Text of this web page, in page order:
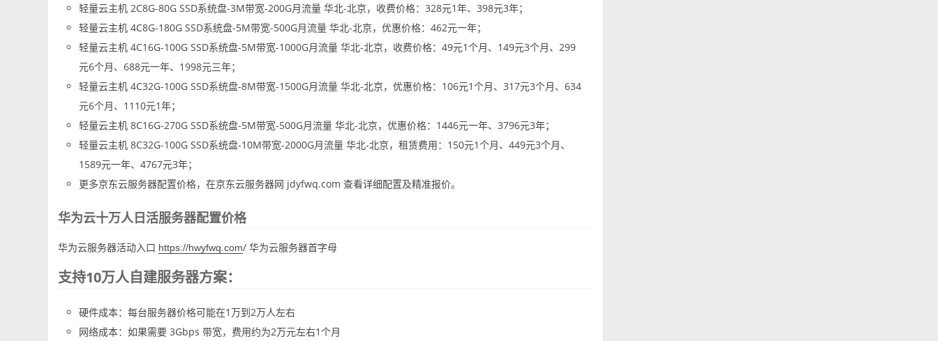
轻量云主机 2C8G-80G SSD系统盘-3M带宽-200G月流量 华北-北京，收费价格：328元1年、398元3年；
轻量云主机 4C8G-180G SSD系统盘-5M带宽-500G月流量 华北-北京，优惠价格：462元一年；
轻量云主机 4C16G-100G SSD系统盘-5M带宽-1000G月流量 华北-北京，收费价格：49元1个月、149元3个月、299
元6个月、688元一年、1998元三年；
轻量云主机 4C32G-100G SSD系统盘-8M带宽-1500G月流量 华北-北京，优惠价格：106元1个月、317元3个月、634
元6个月、1110元1年；
轻量云主机 8C16G-270G SSD系统盘-5M带宽-500G月流量 华北-北京，优惠价格：1446元一年、3796元3年；
轻量云主机 8C32G-100G SSD系统盘-10M带宽-2000G月流量 华北-北京，租赁费用：150元1个月、449元3个月、
1589元一年、4767元3年；
更多京东云服务器配置价格，在京东云服务器网 jdyfwq.com 查看详细配置及精准报价。
华为云十万人日活服务器配置价格
华为云服务器活动入口 https://hwyfwq.com/ 华为云服务器首字母
支持10万人自建服务器方案：
硬件成本：每台服务器价格可能在1万到2万人左右
网络成本：如果需要 3Gbps 带宽，费用约为2万元左右1个月